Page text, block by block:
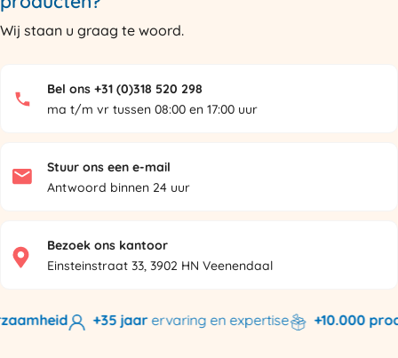
Wij staan u graag te woord.
Bel ons +31 (0)318 520 298
ma t/m vr tussen 08:00 en 17:00 uur
Stuur ons een e-mail
Antwoord binnen 24 uur
Bezoek ons kantoor
Einsteinstraat 33, 3902 HN Veenendaal
+35 jaarervaring en expertise +10.000